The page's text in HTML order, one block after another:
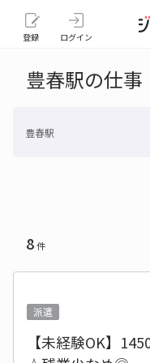
登録 ログイン
豊春駅の仕事
豊春駅
8件
派遣
【未経験OK】